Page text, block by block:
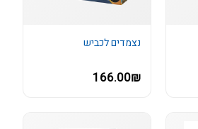
נצמדים לכביש
166.00₪